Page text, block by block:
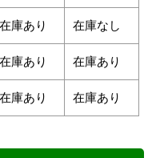
在庫あり 在庫なし
在庫あり 在庫あり
在庫あり 在庫あり